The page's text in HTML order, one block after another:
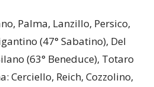
Palma, Lanzillo, Persico,
(47° Sabatino), Del
(63° Beneduce), Totaro
Cerciello, Reich, Cozzolino,